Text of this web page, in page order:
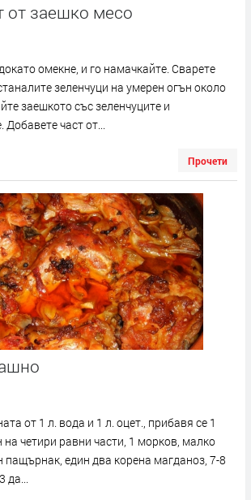
от заешко месо
омекне, и го намачкайте. Сварете
зеленчуци на умерен огън около
заешкото със зеленчуците и
част от...
Прочети
от 1 л. вода и 1 л. оцет., прибавя се 1
на четири равни части, 1 морков, малко
пащърнак, един два корена магданоз, 7-8
да...